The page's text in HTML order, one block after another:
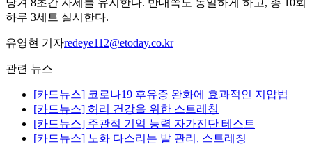
당겨 8초간 자세를 유지한다. 반대쪽도 동일하게 하고, 총 10회
하루 3세트 실시한다.
유영현 기자redeye112@etoday.co.kr
관련 뉴스
[카드뉴스] 코로나19 후유증 완화에 효과적인 지압법
[카드뉴스] 허리 건강을 위한 스트레칭
[카드뉴스] 주관적 기억 능력 자가진단 테스트
[카드뉴스] 노화 다스리는 발 관리, 스트레칭